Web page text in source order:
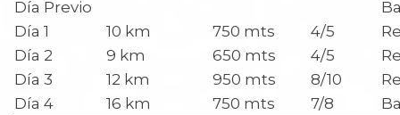
Día Previo
Día 1
10 km 750 mts 4/5
Día 2
9 km 650 mts 4/5
Día 3
12 km 950 mts 8/10
Día 4
16 km 750 mts 7/8